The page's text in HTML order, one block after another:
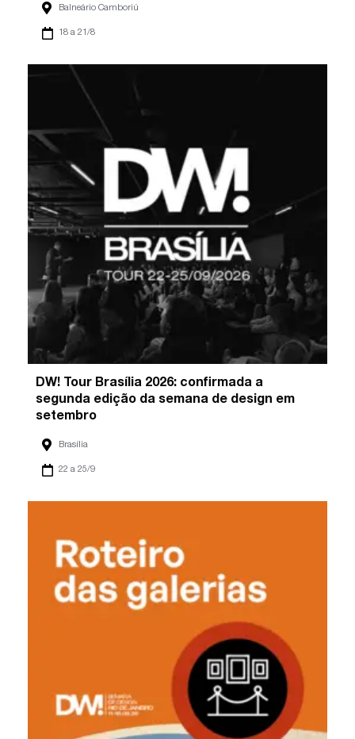
Balneário Camboriú
18 a 21/8
DW! Tour Brasília 2026: confirmada a
segunda edição da semana de design em
setembro
Brasília
22 a 25/9